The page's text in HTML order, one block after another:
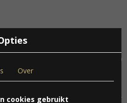
(0)
Over
cookies gebruikt